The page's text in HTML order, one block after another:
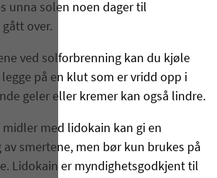
unna solen noen dager til
over.
ved solforbrenning kan du kjøle
på en klut som er vridd opp i
geler eller kremer kan også lindre.
med lidokain kan gi en
smertene, men bør kun brukes på
Lidokain er myndighetsgodkjent til